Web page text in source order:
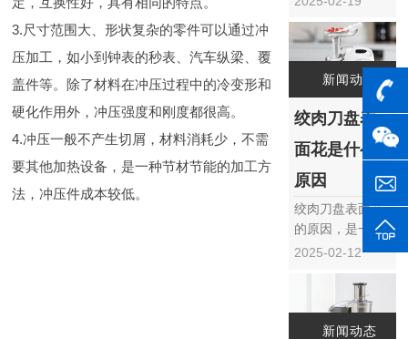
3.尺寸范围大、形状复杂的零件可以通过冲
压加工，如小到钟表的秒表、汽车纵梁、覆
盖件等。除了材料在冲压过程中的冷变形和
硬化作用外，冲压强度和刚度都很高。
4.冲压一般不产生切屑，材料消耗少，不需
要其他加热设备，是一种节材节能的加工方
法，冲压件成本较低。
的设计、卓越的
性能和广泛的应
用领域，在金属
加工、模具制
造、PCB板切割
等多个行业中发
挥着重要作用。
本文将深入探讨
应用优势与特
点，以……
新闻动态
绞肉刀盘表
面花是什么
原因
绞肉刀盘表面花
的原因，是一个
在食品加工机械
及的问题。表面
花的产生不仅影
响着绞肉机的美
2025-02-12
新闻动态